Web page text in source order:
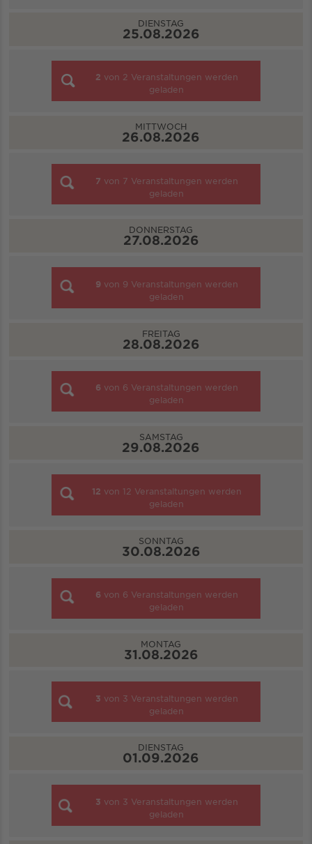
DIENSTAG
25.08.2026
2 von 2 Veranstaltungen werden
geladen
MITTWOCH
26.08.2026
7 von 7 Veranstaltungen werden
geladen
DONNERSTAG
27.08.2026
9 von 9 Veranstaltungen werden
geladen
FREITAG
28.08.2026
6 von 6 Veranstaltungen werden
geladen
SAMSTAG
29.08.2026
12 von 12 Veranstaltungen werden
geladen
SONNTAG
30.08.2026
6 von 6 Veranstaltungen werden
geladen
MONTAG
31.08.2026
3 von 3 Veranstaltungen werden
geladen
DIENSTAG
01.09.2026
3 von 3 Veranstaltungen werden
geladen